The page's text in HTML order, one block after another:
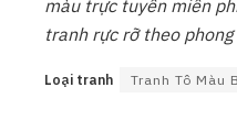
màu trực tuyến miễn
tranh rực rỡ theo
Loại tranh Tranh Tô Màu